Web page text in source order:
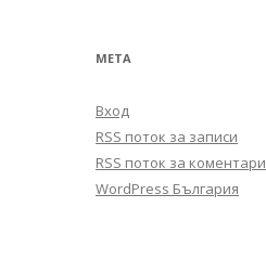
МЕТА
Вход
RSS поток за записи
RSS поток за коментари
WordPress България